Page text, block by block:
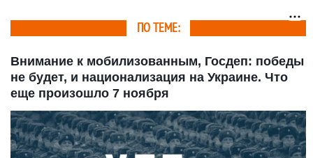
ПО ТЕМЕ:
Внимание к мобилизованным, Госдеп: победы
не будет, и национализация на Украине. Что
еще произошло 7 ноября